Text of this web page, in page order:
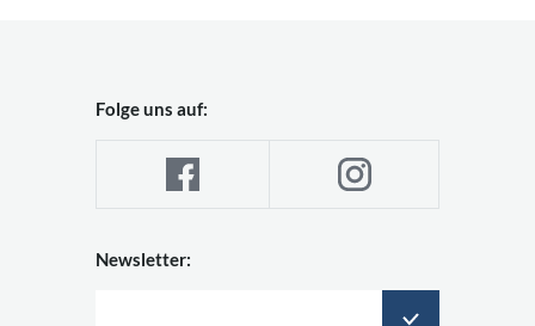
Folge uns auf:
Newsletter: